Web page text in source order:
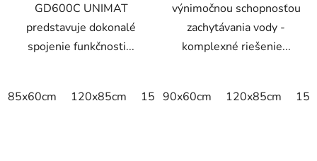
GD600C UNIMAT
predstavuje dokonalé
spojenie funkčnosti...
85x60cm 120x85cm 150x85cm 175x115cm
výnimočnou schopnosťou
zachytávania vody -
komplexné riešenie...
90x60cm 120x85cm